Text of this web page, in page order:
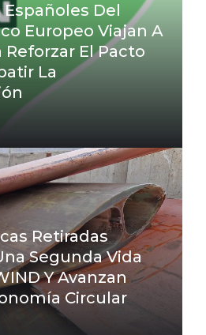
Del
Europeo Viajan A
Reforzar El Pacto
La
Retiradas
Segunda Vida
Y Avanzan
Circular